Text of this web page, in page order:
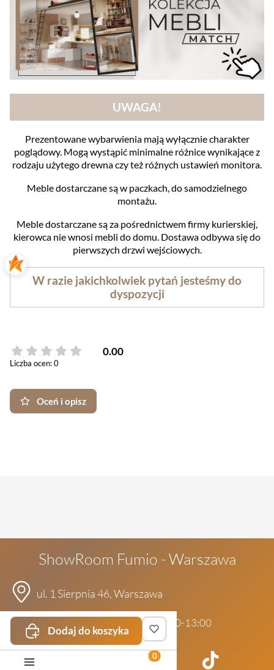
UWAGA!
Prezentowane wybarwienia mają wyłącznie charakter
poglądowy. Mogą wystąpić minimalne różnice wynikające z
rodzaju użytego drewna czy też różnych ustawień monitora.
Meble dostarczane są w paczkach, do samodzielnego
montażu.
Meble dostarczane są za pośrednictwem firmy kurierskiej,
kierowca nie wnosi mebli do domu. Dostawa odbywa się do
pierwszych drzwi wejściowych.
W razie jakichkolwiek pytań jesteśmy do
dyspozycji
0.00
Liczba ocen: 0
Oceń i opisz
ShowRoom Fumio - Warszawa
ul. 1 Sierpnia 46, Warszawa
pon-pt: 10:00-18:00 | sob: 11:00-13:00
Dodaj do koszyka